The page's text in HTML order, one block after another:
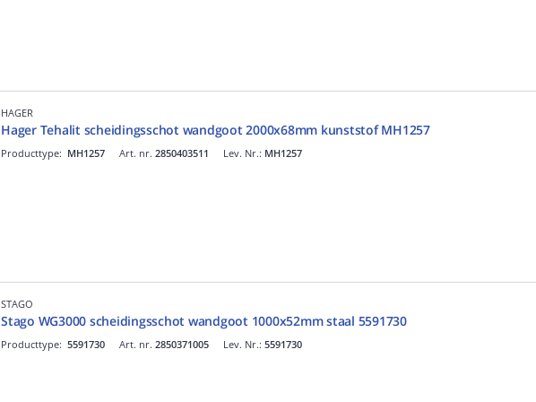
HAGER
Hager Tehalit scheidingsschot wandgoot 2000x68mm kunststof MH1257
Art. nr. 2850403511
Producttype: MH1257 Lev. Nr.: MH1257
STAGO
Stago WG3000 scheidingsschot wandgoot 1000x52mm staal 5591730
Art. nr. 2850371005
Producttype: 5591730 Lev. Nr.: 5591730